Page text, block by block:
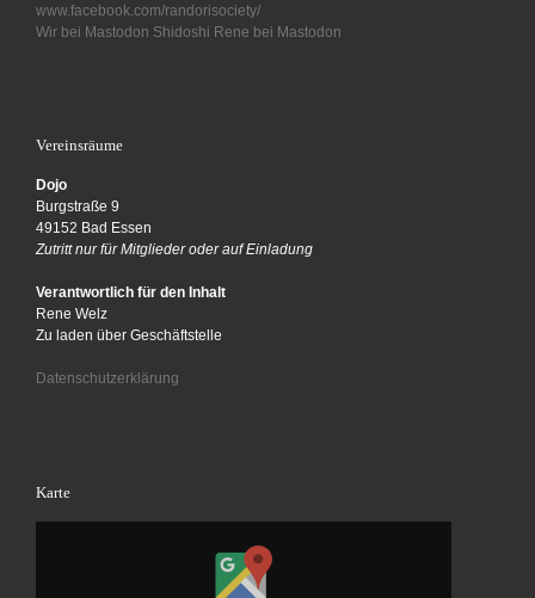
www.facebook.com/randorisociety/
Wir bei Mastodon Shidoshi Rene bei Mastodon
Vereinsräume
Dojo
Burgstraße 9
49152 Bad Essen
Zutritt nur für Mitglieder oder auf Einladung
Verantwortlich für den Inhalt
Rene Welz
Zu laden über Geschäftstelle
Datenschutzerklärung
Karte